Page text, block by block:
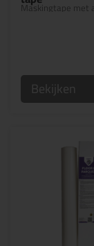
Maskingtape met
Bekijken